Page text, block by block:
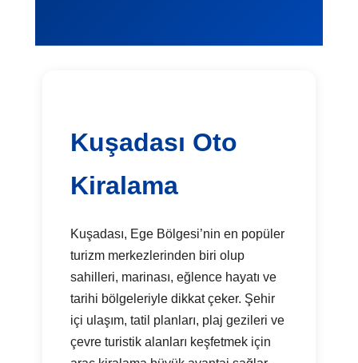
Kuşadası Oto
Kiralama
Kuşadası, Ege Bölgesi’nin en popüler
turizm merkezlerinden biri olup
sahilleri, marinası, eğlence hayatı ve
tarihi bölgeleriyle dikkat çeker. Şehir
içi ulaşım, tatil planları, plaj gezileri ve
çevre turistik alanları keşfetmek için